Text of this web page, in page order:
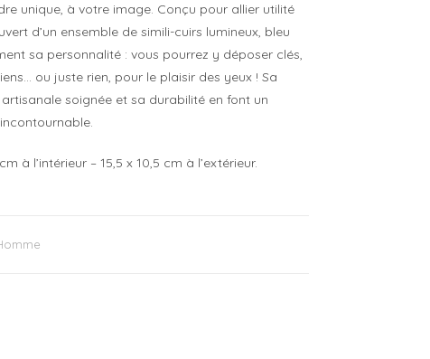
unique, à votre image. Conçu pour allier utilité
d’un ensemble de simili-cuirs lumineux, bleu
sa personnalité : vous pourrez y déposer clés,
ou juste rien, pour le plaisir des yeux ! Sa
soignée et sa durabilité en font un
à l’intérieur – 15,5 x 10,5 cm à l’extérieur.